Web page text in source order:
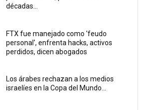
décadas...
FTX fue manejado como 'feudo
personal', enfrenta hacks, activos
perdidos, dicen abogados
Los árabes rechazan a los medios
israelíes en la Copa del Mundo...